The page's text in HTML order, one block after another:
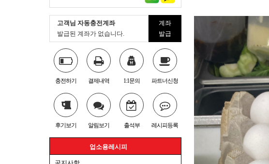
고객님 자동충전계좌
발급된 계좌가 없습니다.
계좌
발급
충전하기 결제내역 1:1문의 파트너신청
후기보기 알림보기 출석부 레시피등록
업소용레시피